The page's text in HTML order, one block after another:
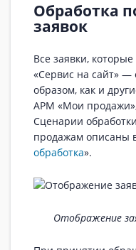
Обработка
заявок
Все заявки,
«Сервис на сайт»
образом, как и
АРМ «Мои продажи»,
Сценарии
продажам описаны
обработка».
Отображение